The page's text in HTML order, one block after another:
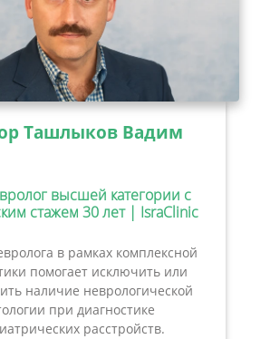
Ташлыков Вадим
высшей категории с
стажем 30 лет | IsraClinic
в рамках комплексной
помогает исключить или
наличие неврологической
при диагностике
расстройств.